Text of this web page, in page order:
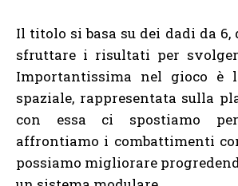
Il titolo si basa su dei dadi da 6,
sfruttare i risultati per
Importantissima nel gioco è
spaziale, rappresentata sulla
con essa ci spostiamo
affrontiamo i combattimenti
possiamo migliorare